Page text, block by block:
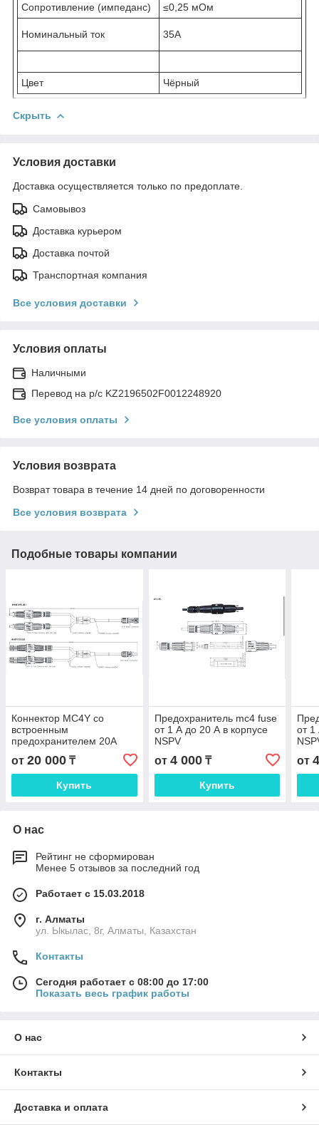
Сопротивление (импеданс)
≤0,25 мОм
Номинальный ток 35А
Цвет Чёрный
Скрыть
Условия доставки
Доставка осуществляется только по предоплате.
Самовывоз
Доставка курьером
Доставка почтой
Транспортная компания
Все условия доставки
Условия оплаты
Наличными
Перевод на р/с KZ2196502F0012248920
Все условия оплаты
Условия возврата
Возврат товара в течение 14 дней по договоренности
Все условия возврата
Подобные товары компании
Коннектор MC4Y со
встроенным
предохранителем 20A
от 20 000 ₸
Купить
Предохранитель mc4 fuse
от 1 А до 20 А в корпусе
NSPV
от 4 000₸
Купить
от 1
от
О нас
Рейтинг не сформирован
Менее 5 отзывов за последний год
Работает с 15.03.2018
г. Алматы
ул. Ыкылас, 8г, Алматы, Казахстан
Контакты
Сегодня работает с 08:00 до 17:00
Показать весь график работы
О нас
Контакты
Доставка и оплата